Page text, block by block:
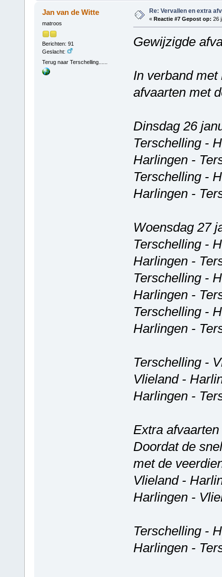
Jan van de Witte
matroos
Berichten: 91
Geslacht:
Terug naar Terschelling......
Re: Vervallen en extra
« Reactie #7 Gepost op: 26
Gewijzigde
In verband
afvaarten met
Dinsdag 26
Terschelling -
Harlingen -
Terschelling -
Harlingen -
Woensdag 27
Terschelling -
Harlingen -
Terschelling -
Harlingen -
Terschelling -
Harlingen -
Terschelling -
Vlieland -
Harlingen -
Extra
Doordat de
met de
Vlieland -
Harlingen -
Terschelling -
Harlingen -